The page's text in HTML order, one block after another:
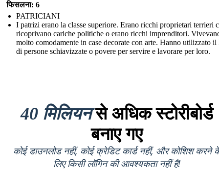
फिसलना: 6
PATRICIANI
I patrizi erano la classe superiore. Erano ricchi proprietari terrieri
ricoprivano cariche politiche o erano ricchi imprenditori.
molto comodamente in case decorate con arte. Hanno utilizzato il
di persone schiavizzate o povere per servire e lavorare per loro.
40 मिलियनसे अधिक स्टोरीबोर्ड
बनाए गए
कोई डाउनलोड नहीं, कोई क्रेडिट कार्ड नहीं, और कोशिश करने
लिए किसी लॉगिन की आवश्यकता नहीं है!